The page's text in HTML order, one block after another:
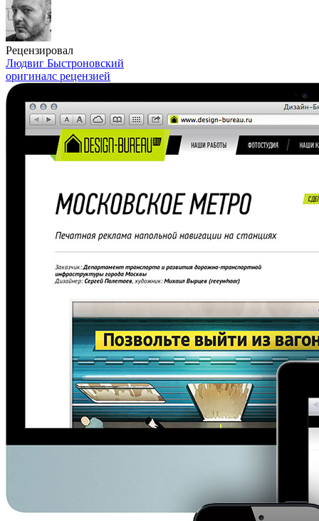
Рецензировал
Людвиг Быстроновский
оригиналс рецензией